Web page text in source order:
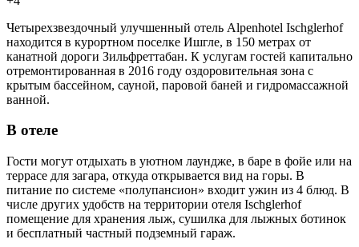
Четырехзвездочный улучшенный отель Alpenhotel Ischglerhof
находится в курортном поселке Ишгле, в 150 метрах от
канатной дороги Зильфреттабан. К услугам гостей капитально
отремонтированная в 2016 году оздоровительная зона с
крытым бассейном, сауной, паровой баней и гидромассажной
ванной.
В отеле
Гости могут отдыхать в уютном лаундже, в баре в фойе или на
террасе для загара, откуда открывается вид на горы. В
питание по системе «полупансион» входит ужин из 4 блюд. В
числе других удобств на территории отеля Ischglerhof
помещение для хранения лыж, сушилка для лыжных ботинок
и бесплатный частный подземный гараж.